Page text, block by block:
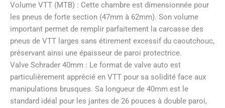
Volume VTT (MTB) : Cette chambre est dimensionnée pour
les pneus de forte section (47mm à 62mm). Son volume
important permet de remplir parfaitement la carcasse des
pneus de VTT larges sans étirement excessif du caoutchouc,
préservant ainsi une épaisseur de paroi protectrice.
Valve Schrader 40mm : Le format de valve auto est
particulièrement apprécié en VTT pour sa solidité face aux
manipulations brusques. Sa longueur de 40mm est le
standard idéal pour les jantes de 26 pouces à double paroi,